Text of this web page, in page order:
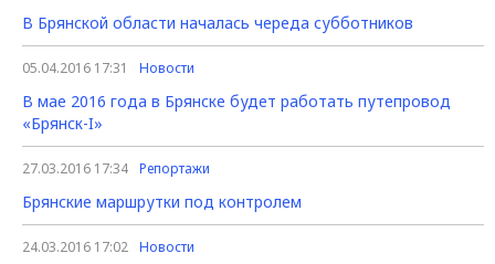
В Брянской области началась череда субботников
05.04.2016 17:31 Новости
В мае 2016 года в Брянске будет работать путепровод
«Брянск-I»
27.03.2016 17:34 Репортажи
Брянские маршрутки под контролем
24.03.2016 17:02 Новости